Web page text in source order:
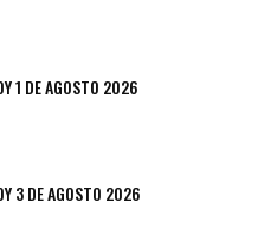
1 DE AGOSTO 2026
3 DE AGOSTO 2026